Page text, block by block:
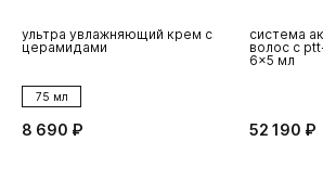
ультра увлажняющий крем с
церамидами
75 мл
8 690 ₽
система
волос с
6x5 мл
52 190 ₽